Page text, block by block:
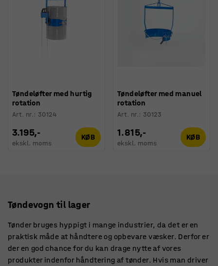
Tøndeløfter med hurtig
rotation
Art. nr.: 30124
3.195,-
ekskl. moms
KØB
Tøndeløfter med manuel
rotation
Art. nr.: 30123
1.815,-
ekskl. moms
KØB
Tøndevogn til lager
Tønder bruges hyppigt i mange industrier, da det er en
praktisk måde at håndtere og opbevare væsker. Derfor er
der en god chance for du kan drage nytte af vores
produkter indenfor håndtering af tønder. Hvis man driver